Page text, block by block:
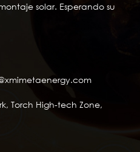
solar. Esperando su
Torch High-tech Zone,